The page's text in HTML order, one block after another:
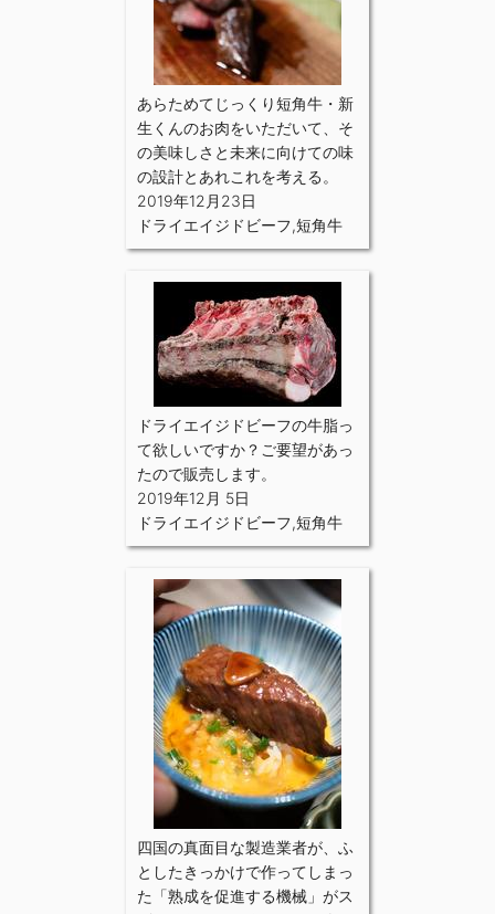
あらためてじっくり短角牛・新
生くんのお肉をいただいて、そ
の美味しさと未来に向けての味
の設計とあれこれを考える。
2019年12月23日
ドライエイジドビーフ,短角牛
ドライエイジドビーフの牛脂っ
て欲しいですか？ご要望があっ
たので販売します。
2019年12月 5日
ドライエイジドビーフ,短角牛
四国の真面目な製造業者が、ふ
としたきっかけで作ってしまっ
た「熟成を促進する機械」がス